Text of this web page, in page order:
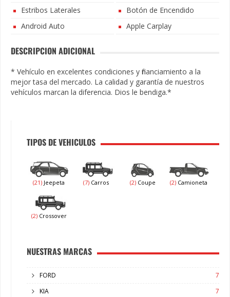
Estribos Laterales
Botón de Encendido
Android Auto
Apple Carplay
DESCRIPCION ADICIONAL
* Vehículo en excelentes condiciones y financiamiento a la
mejor tasa del mercado. La calidad y garantía de nuestros
vehículos marcan la diferencia. Dios le bendiga.*
TIPOS DE VEHICULOS
(21) Jeepeta (7)Carros (2) Coupe (2)Camioneta
(2)Crossover
NUESTRAS MARCAS
FORD
7
KIA
7